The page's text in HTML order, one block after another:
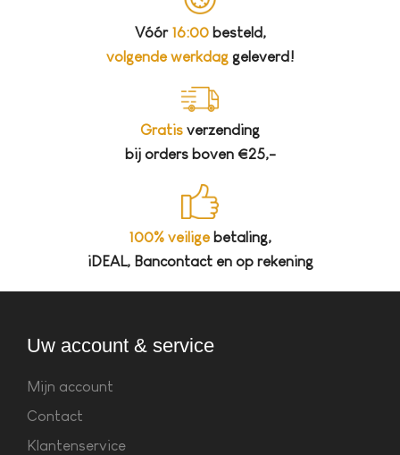
Vóór 16:00besteld,
volgende werkdaggeleverd!
Gratis verzending
bij orders boven €25,-
100% veiligebetaling,
iDEAL, Bancontact en op rekening
Uw account & service
Mijn account
Contact
Klantenservice